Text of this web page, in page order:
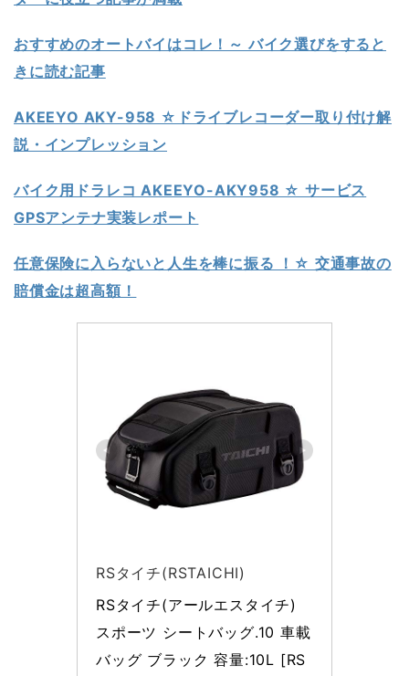
おすすめのオートバイはコレ！～ バイク選びをすると
きに読む記事
AKEEYO AKY-958 ☆ドライブレコーダー取り付け解
説・インプレッション
バイク用ドラレコ AKEEYO-AKY958 ☆ サービス
GPSアンテナ実装レポート
任意保険に入らないと人生を棒に振る ！☆ 交通事故の
賠償金は超高額！
RSタイチ(RSTAICHI)
RSタイチ(アールエスタイチ)
スポーツ シートバッグ.10 車載
バッグ ブラック 容量:10L [RS